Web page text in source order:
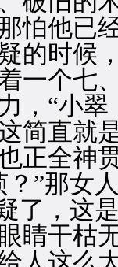
怕他已
的时候
一个七
，“小
简直就
正全神
”那女
，这是
睛干枯